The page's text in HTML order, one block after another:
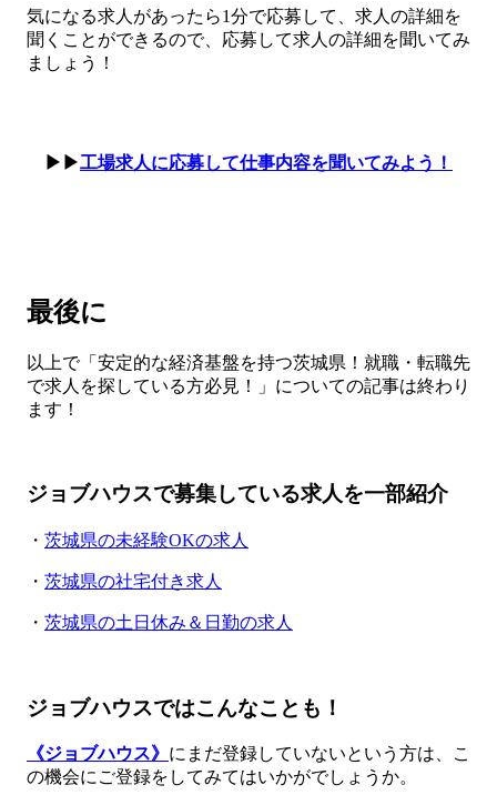
気になる求人があったら1分で応募して、求人の詳細を
聞くことができるので、応募して求人の詳細を聞いてみ
ましょう！
▶▶工場求人に応募して仕事内容を聞いてみよう！
最後に
以上で「安定的な経済基盤を持つ茨城県！就職・転職先
で求人を探している方必見！」についての記事は終わり
ます！
ジョブハウスで募集している求人を一部紹介
・ 茨城県の未経験OKの求人
・ 茨城県の社宅付き求人
・ 茨城県の土日休み＆日勤の求人
ジョブハウスではこんなことも！
《ジョブハウス》 にまだ登録していないという方は、こ
の機会にご登録をしてみてはいかがでしょうか。